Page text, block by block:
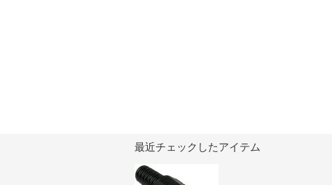
最近チェックしたアイテム